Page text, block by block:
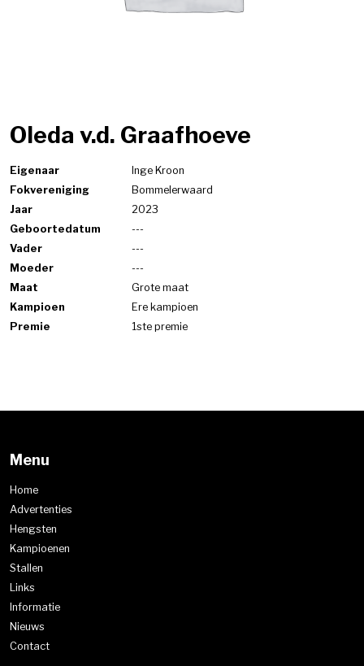
Oleda v.d. Graafhoeve
Eigenaar
Inge Kroon
Fokvereniging
Bommelerwaard
Jaar
2023
Geboortedatum
---
Vader
---
Moeder
---
Maat
Grote maat
Kampioen
Ere kampioen
Premie
1ste premie
Menu
Home
Advertenties
Hengsten
Kampioenen
Stallen
Links
Informatie
Nieuws
Contact